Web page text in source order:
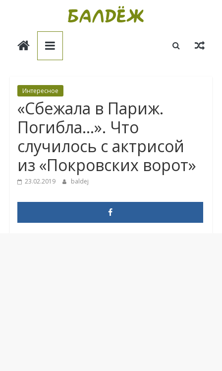
Балдёж
Интересное
«Сбежала в Париж.
Погибла…». Что
случилось с актрисой
из «Покровских ворот»
23.02.2019 baldej